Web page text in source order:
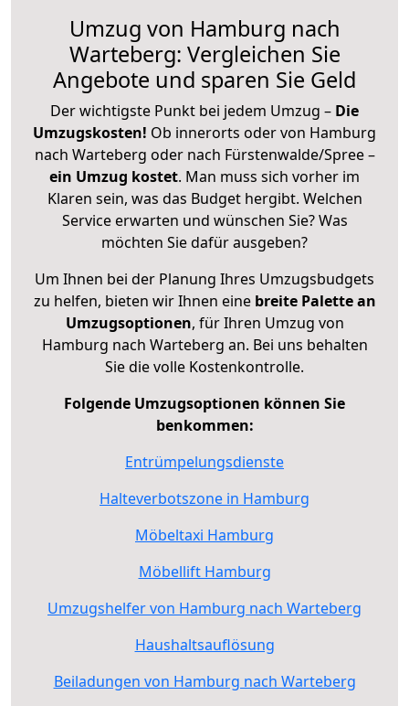
Umzug von Hamburg nach
Warteberg: Vergleichen Sie
Angebote und sparen Sie Geld
Der wichtigste Punkt bei jedem Umzug – Die
Umzugskosten! Ob innerorts oder von Hamburg
nach Warteberg oder nach Fürstenwalde/Spree –
ein Umzug kostet. Man muss sich vorher im
Klaren sein, was das Budget hergibt. Welchen
Service erwarten und wünschen Sie? Was
möchten Sie dafür ausgeben?
Um Ihnen bei der Planung Ihres Umzugsbudgets
zu helfen, bieten wir Ihnen eine breite Palette an
Umzugsoptionen, für Ihren Umzug von
Hamburg nach Warteberg an. Bei uns behalten
Sie die volle Kostenkontrolle.
Folgende Umzugsoptionen können Sie
benkommen:
Entrümpelungsdienste
Halteverbotszone in Hamburg
Möbeltaxi Hamburg
Möbellift Hamburg
Umzugshelfer von Hamburg nach Warteberg
Haushaltsauflösung
Beiladungen von Hamburg nach Warteberg